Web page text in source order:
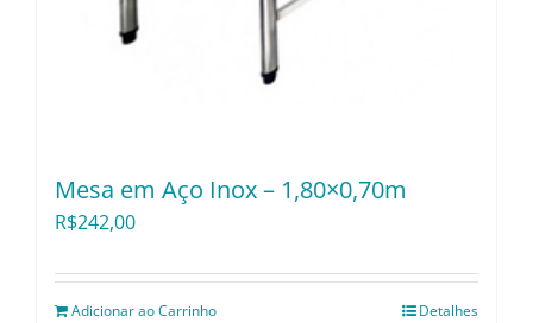
Mesa em Aço Inox – 1,80×0,70m
R$242,00
Adicionar ao Carrinho Detalhes